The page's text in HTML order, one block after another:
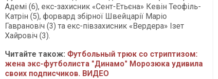
Адемі (6), екс-захисник «Сент-Етьєна» Кевін Теофіль-
Катрін (5), форвард збірної Швейцарії Маріо
Гаврановіч (3) та екс-півзахисник «Вердера» Ізет
Хайровіч (3).
Читайте також: Футбольный трюк со стриптизом:
жена экс-футболиста "Динамо" Морозюка удивила
своих подписчиков. ВИДЕО